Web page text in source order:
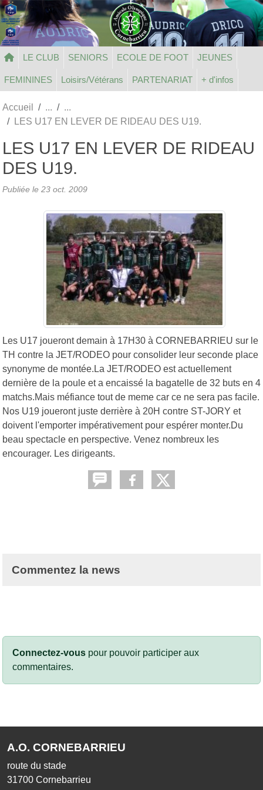
LE CLUB SENIORS ECOLE DE FOOT JEUNES
FEMININES Loisirs/Vétérans PARTENARIAT + d'infos
Accueil
LES U17 EN LEVER DE RIDEAU DES U19.
LES U17 EN LEVER DE RIDEAU
DES U19.
Publiée le 23 oct. 2009
Les U17 joueront demain à 17H30 à CORNEBARRIEU sur le
TH contre la JET/RODEO pour consolider leur seconde place
synonyme de montée.La JET/RODEO est actuellement
dernière de la poule et a encaissé la bagatelle de 32 buts en 4
matchs.Mais méfiance tout de meme car ce ne sera pas facile.
Nos U19 joueront juste derrière à 20H contre ST-JORY et
doivent l'emporter impérativement pour espérer monter.Du
beau spectacle en perspective. Venez nombreux les
encourager. Les dirigeants.
Commentez la news
Connectez-vous pour pouvoir participer aux
commentaires.
A.O. CORNEBARRIEU
route du stade
31700 Cornebarrieu
Panneau de gestion des cookies